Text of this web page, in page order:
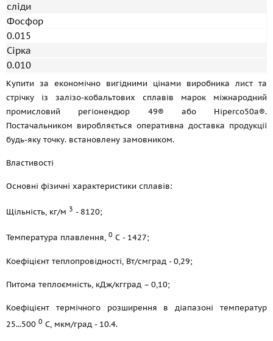
сліди
Фосфор
0.015
Сірка
0.010
Купити за економічно вигідними цінами виробника лист та
стрічку із залізо-кобальтових сплавів марок міжнародний
промисловий регіонендюр 49® або Hiperco50a®.
Постачальником виробляється оперативна доставка продукції
будь-яку точку. встановлену замовником.
Властивості
Основні фізичні характеристики сплавів:
Щільність, кг/м 3 - 8120;
Температура плавлення, 0 С - 1427;
Коефіцієнт теплопровідності, Вт/смград - 0,29;
Питома теплоємність, кДж/кгград – 0,10;
Коефіцієнт термічного розширення в діапазоні температур
25...500 0 С, мкм/град - 10.4.